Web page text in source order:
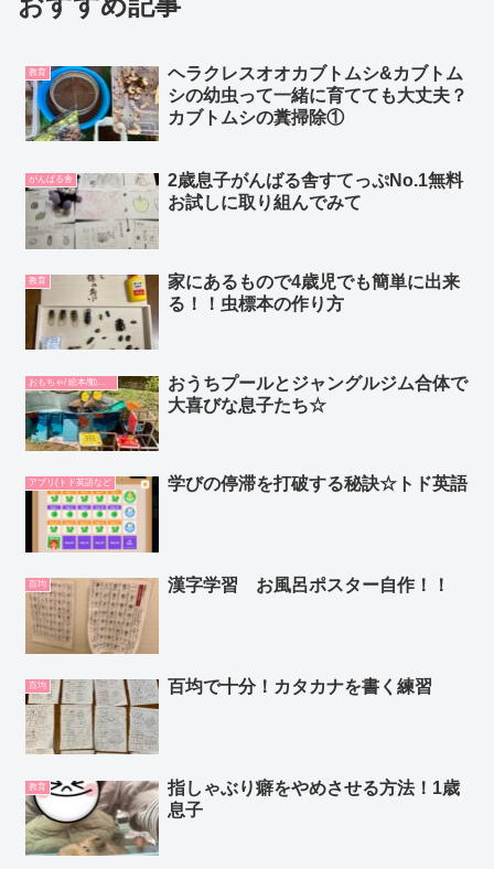
教育
ヘラクレスオオカブトムシ&カブトム
シの幼虫って一緒に育てても大丈夫？
カブトムシの糞掃除①
がんばる舎
2歳息子がんばる舎すてっぷNo.1無料
お試しに取り組んでみて
教育
家にあるもので4歳児でも簡単に出来
る！！虫標本の作り方
おうちプールとジャングルジム合体で
大喜びな息子たち☆
アプリ(トド英語など 学びの停滞を打破する秘訣☆トド英語
百均 漢字学習 お風呂ポスター自作！！
百均 百均で十分！カタカナを書く練習
教育
指しゃぶり癖をやめさせる方法！1歳
息子